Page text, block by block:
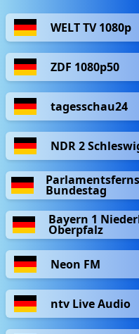
WELT TV 1080p
ZDF 1080p50
tagesschau24
NDR 2
Bundestag
Bayern 1
Oberpfalz
Neon FM
ntv Live Audio